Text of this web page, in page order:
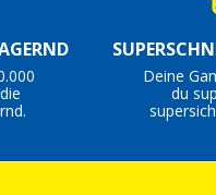
Deine
du